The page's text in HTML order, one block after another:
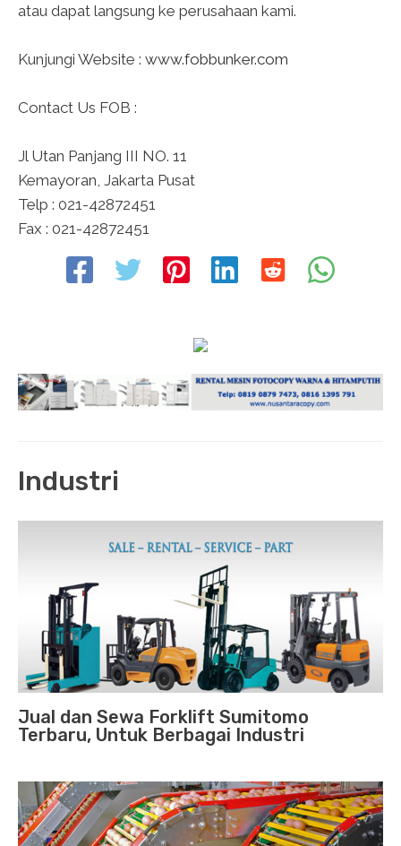
atau dapat langsung ke perusahaan kami.
Kunjungi Website : www.fobbunker.com
Contact Us FOB :
Jl Utan Panjang III NO. 11
Kemayoran, Jakarta Pusat
Telp : 021-42872451
Fax : 021-42872451
Industri
Jual dan Sewa Forklift Sumitomo
Terbaru, Untuk Berbagai Industri